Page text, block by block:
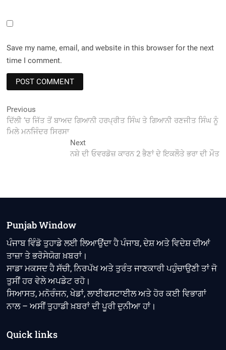
Save my name, email, and website in this browser for the next
time I comment.
Post
navigation
Previous
post:
ਦਿੱਲੀ ‘ਚ ਜਿੱਤ ਤੋਂ ਬਾਅਦ ਗਿਆਨੀ ਹਰਪ੍ਰੀਤ ਸਿੰਘ ਤੇ ਗਿਆਨੀ ਰਣਜੀਤ ਸਿੰਘ ਨੂੰ
ਮਿਲੇ ਮਨਜਿੰਦਰ ਸਿਰਸਾ
NextNext
post:
ਨਸ਼ੇ ਦੀ ਓਵਰਡੋਜ਼ ਕਾਰਨ 2 ਭੈਣਾਂ ਦੇ ਇਕਲੌਤੇ ਭਰਾ ਦੀ ਮੌਤ
Punjab Window
ਪੰਜਾਬ ਵਿੰਡੋ ਤੁਹਾਡੇ ਲਈ ਲਿਆਉਂਦਾ ਹੈ ਪੰਜਾਬ, ਦੇਸ਼ ਅਤੇ ਵਿਦੇਸ਼ ਦੀਆਂ
ਤਾਜ਼ਾ ਤੇ ਭਰੋਸੇਯੋਗ ਖ਼ਬਰਾਂ।
ਸਾਡਾ ਮਕਸਦ ਹੈ ਸੱਚੀ, ਨਿਰਪੱਖ ਅਤੇ ਤੁਰੰਤ ਜਾਣਕਾਰੀ ਪਹੁੰਚਾਉਣੀ ਤਾਂ ਜੋ
ਤੁਸੀਂ ਹਰ ਵੇਲੇ ਅਪਡੇਟ ਰਹੋ।
ਸਿਆਸਤ, ਮਨੋਰੰਜਨ, ਖੇਡਾਂ, ਲਾਈਫਸਟਾਈਲ ਅਤੇ ਹੋਰ ਕਈ ਵਿਭਾਗਾਂ
ਨਾਲ – ਅਸੀਂ ਤੁਹਾਡੀ ਖ਼ਬਰਾਂ ਦੀ ਪੂਰੀ ਦੁਨੀਆ ਹਾਂ।
Quick links